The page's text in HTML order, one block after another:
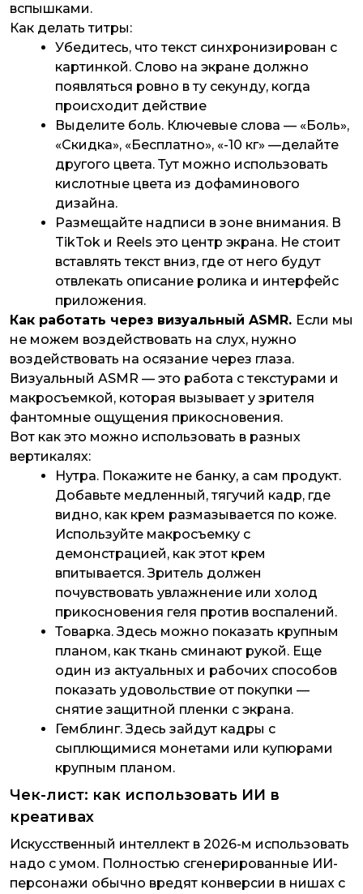
вспышками.
Как делать титры:
Убедитесь, что текст синхронизирован с
картинкой. Слово на экране должно
появляться ровно в ту секунду, когда
происходит действие
Выделите боль. Ключевые слова — «Боль»,
«Скидка», «Бесплатно», «-10 кг» —делайте
другого цвета. Тут можно использовать
кислотные цвета из дофаминового
дизайна.
Размещайте надписи в зоне внимания. В
TikTok и Reels это центр экрана. Не стоит
вставлять текст вниз, где от него будут
отвлекать описание ролика и интерфейс
приложения.
Как работать через визуальный ASMR. Если мы
не можем воздействовать на слух, нужно
воздействовать на осязание через глаза.
Визуальный ASMR — это работа с текстурами и
макросъемкой, которая вызывает у зрителя
фантомные ощущения прикосновения.
Вот как это можно использовать в разных
вертикалях:
Нутра. Покажите не банку, а сам продукт.
Добавьте медленный, тягучий кадр, где
видно, как крем размазывается по коже.
Используйте макросъемку с
демонстрацией, как этот крем
впитывается. Зритель должен
почувствовать увлажнение или холод
прикосновения геля против воспалений.
Товарка. Здесь можно показать крупным
планом, как ткань сминают рукой. Еще
один из актуальных и рабочих способов
показать удовольствие от покупки —
снятие защитной пленки с экрана.
Гемблинг. Здесь зайдут кадры с
сыплющимися монетами или купюрами
крупным планом.
Чек-лист: как использовать ИИ в
креативах
Искусственный интеллект в 2026-м использовать
надо с умом. Полностью сгенерированные ИИ-
персонажи обычно вредят конверсии в нишах с